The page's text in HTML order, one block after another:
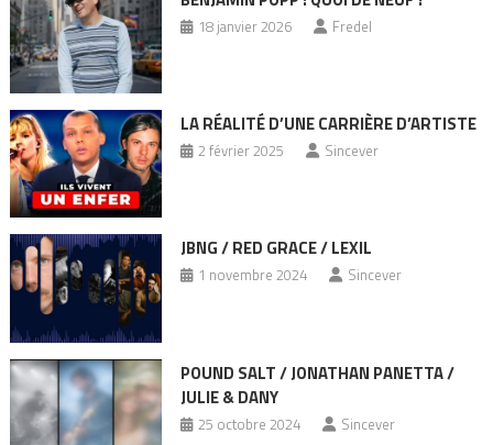
18 janvier 2026 Fredel
LA RÉALITÉ D’UNE CARRIÈRE D’ARTISTE
2 février 2025 Sincever
JBNG / RED GRACE / LEXIL
1 novembre 2024 Sincever
POUND SALT / JONATHAN PANETTA /
JULIE & DANY
25 octobre 2024 Sincever